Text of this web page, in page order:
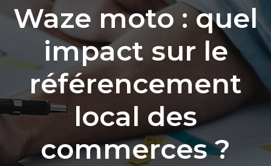
Waze moto : quel
impact sur le
référencement
local des
commerces ?